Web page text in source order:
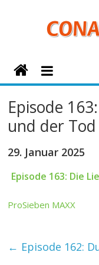
Conan
News
Episode
und der Tod
29. Januar 2025
Episode 163: Die
ProSieben MAXX
← Episode 162: